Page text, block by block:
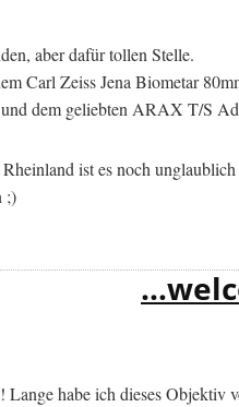
aber dafür tollen Stelle.
Carl Zeiss Jena Biometar
dem geliebten ARAX T/S
ist es noch
;)
habe ich dieses